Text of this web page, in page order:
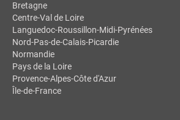
Bretagne
Centre-Val de Loire
Languedoc-Roussillon-Midi-Pyrénées
Nord-Pas-de-Calais-Picardie
Normandie
Pays de la Loire
Provence-Alpes-Côte d'Azur
Île-de-France